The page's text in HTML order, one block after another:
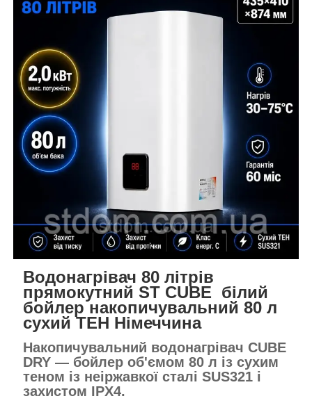
Водонагрівач 80 літрів
прямокутний ST CUBE білий
бойлер накопичувальний 80 л
сухий ТЕН Німеччина
Накопичувальний водонагрівач CUBE
DRY — бойлер об'ємом 80 л із сухим
теном із неіржавкої сталі SUS321 і
захистом IPX4.